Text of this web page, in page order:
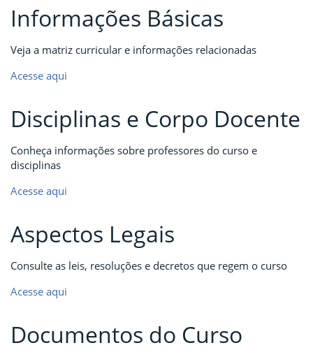
Informações Básicas
Veja a matriz curricular e informações relacionadas
Acesse aqui
Disciplinas e Corpo Docente
Conheça informações sobre professores do curso e
disciplinas
Acesse aqui
Aspectos Legais
Consulte as leis, resoluções e decretos que regem o curso
Acesse aqui
Documentos do Curso